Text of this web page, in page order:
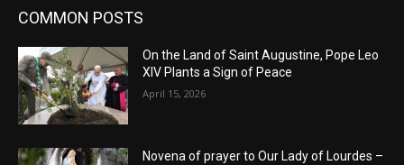
COMMON POSTS
On the Land of Saint Augustine, Pope Leo
XIV Plants a Sign of Peace
April 15, 2026
Novena of prayer to Our Lady of Lourdes –